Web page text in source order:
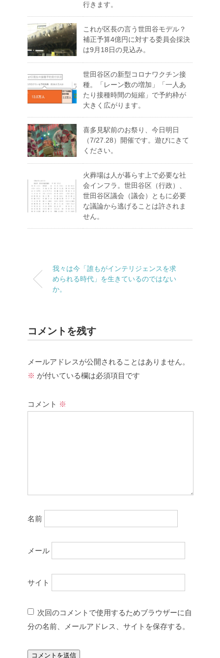
行きます。
これが区長の言う世田谷モデル？
補正予算4億円に対する委員会採決
は9月18日の見込み。
世田谷区の新型コロナワクチン接
種。「レーン数の増加」「一人あ
たり接種時間の短縮」で予約枠が
大きく広がります。
喜多見駅前のお祭り、今日明日
（7/27.28）開催です。遊びにきて
ください。
火葬場は人が暮らす上で必要な社
会インフラ。世田谷区（行政）、
世田谷区議会（議会）ともに必要
な議論から逃げることは許されま
せん。
我々は今「誰もがインテリジェンスを求
められる時代」を生きているのではない
か。
コメントを残す
メールアドレスが公開されることはありません。
※ が付いている欄は必須項目です
コメント ※
名前
メール
サイト
次回のコメントで使用するためブラウザーに自
分の名前、メールアドレス、サイトを保存する。